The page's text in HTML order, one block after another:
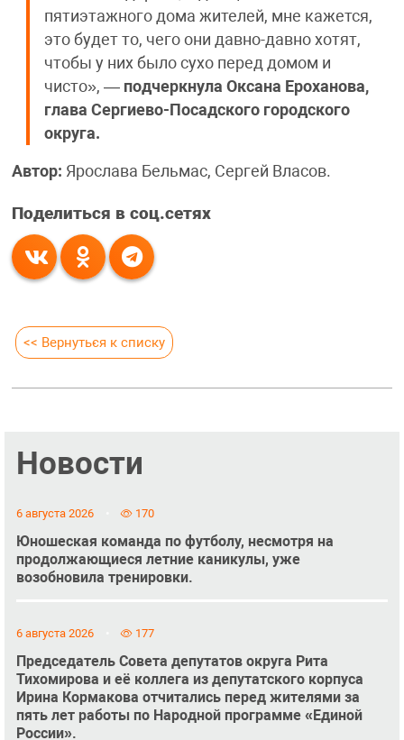
пятиэтажного дома жителей, мне кажется,
это будет то, чего они давно-давно хотят,
чтобы у них было сухо перед домом и
чисто», — подчеркнула Оксана Ероханова,
глава Сергиево-Посадского городского
округа.
Автор: Ярослава Бельмас, Сергей Власов.
Поделиться в соц.сетях
<< Вернуться к списку
Новости
6 августа 2026 170
Юношеская команда по футболу, несмотря на
продолжающиеся летние каникулы, уже
возобновила тренировки.
6 августа 2026 177
Председатель Совета депутатов округа Рита
Тихомирова и её коллега из депутатского корпуса
Ирина Кормакова отчитались перед жителями за
пять лет работы по Народной программе «Единой
России».